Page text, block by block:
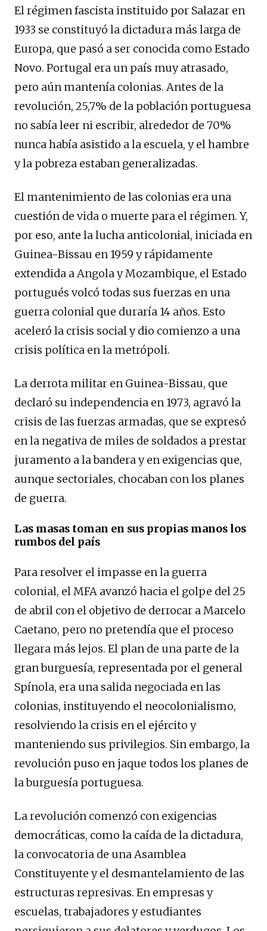
El régimen fascista instituido por Salazar en
1933 se constituyó la dictadura más larga de
Europa, que pasó a ser conocida como Estado
Novo. Portugal era un país muy atrasado,
pero aún mantenía colonias. Antes de la
revolución, 25,7% de la población portuguesa
no sabía leer ni escribir, alrededor de 70%
nunca había asistido a la escuela, y el hambre
y la pobreza estaban generalizadas.
El mantenimiento de las colonias era una
cuestión de vida o muerte para el régimen. Y,
por eso, ante la lucha anticolonial, iniciada en
Guinea-Bissau en 1959 y rápidamente
extendida a Angola y Mozambique, el Estado
portugués volcó todas sus fuerzas en una
guerra colonial que duraría 14 años. Esto
aceleró la crisis social y dio comienzo a una
crisis política en la metrópoli.
La derrota militar en Guinea-Bissau, que
declaró su independencia en 1973, agravó la
crisis de las fuerzas armadas, que se expresó
en la negativa de miles de soldados a prestar
juramento a la bandera y en exigencias que,
aunque sectoriales, chocaban con los planes
de guerra.
Las masas toman en sus propias manos los
rumbos del país
Para resolver el impasse en la guerra
colonial, el MFA avanzó hacia el golpe del 25
de abril con el objetivo de derrocar a Marcelo
Caetano, pero no pretendía que el proceso
llegara más lejos. El plan de una parte de la
gran burguesía, representada por el general
Spínola, era una salida negociada en las
colonias, instituyendo el neocolonialismo,
resolviendo la crisis en el ejército y
manteniendo sus privilegios. Sin embargo, la
revolución puso en jaque todos los planes de
la burguesía portuguesa.
La revolución comenzó con exigencias
democráticas, como la caída de la dictadura,
la convocatoria de una Asamblea
Constituyente y el desmantelamiento de las
estructuras represivas. En empresas y
escuelas, trabajadores y estudiantes